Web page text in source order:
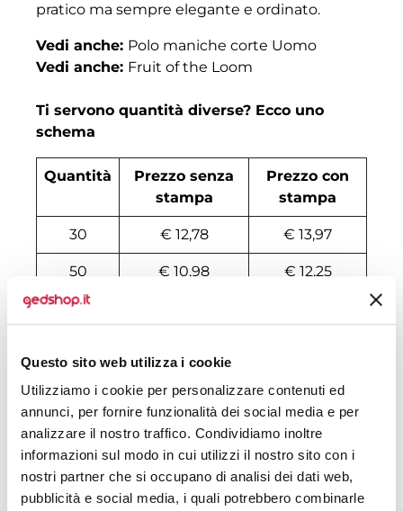
Questo sito web utilizza i cookie
Utilizziamo i cookie per personalizzare contenuti ed
annunci, per fornire funzionalità dei social media e per
analizzare il nostro traffico. Condividiamo inoltre
informazioni sul modo in cui utilizzi il nostro sito con i
nostri partner che si occupano di analisi dei dati web,
pubblicità e social media, i quali potrebbero combinarle
pratico ma sempre elegante e ordinato.
Vedi anche: Polo maniche corte Uomo
Vedi anche: Fruit of the Loom
Ti servono quantità diverse? Ecco uno
schema
Quantità
Prezzo senza
stampa
Prezzo con
stampa
30 € 12,78 € 13,97
50 € 10,98 € 12,25
100
€ 7,89
1000 € 7,20 € 7,66
1500 € 7,15 € 7,42
2000 € 6,97 € 7,26